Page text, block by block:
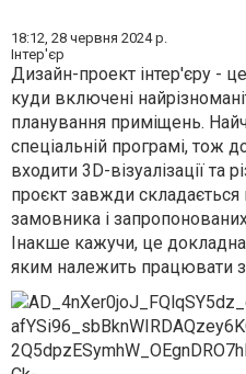
18:12, 28 червня 2024 р.
Інтер'єр
Дизайн-проект інтер'єру -
куди включені
планування приміщень.
спеціальній програмі, тож
входити 3D-візуалізації та
проєкт завжди
замовника і
Інакше кажучи, це докладна
яким належить працювати